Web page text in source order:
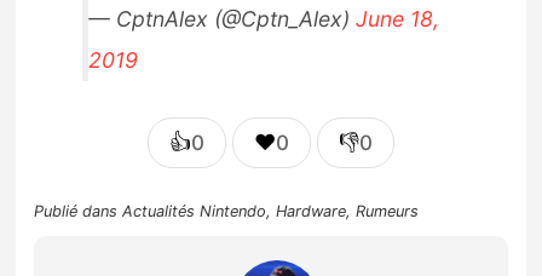
— CptnAlex (@Cptn_Alex)June 18,
2019
👍0 ❤️0 👎0
Publié dansActualités Nintendo,Hardware,Rumeurs